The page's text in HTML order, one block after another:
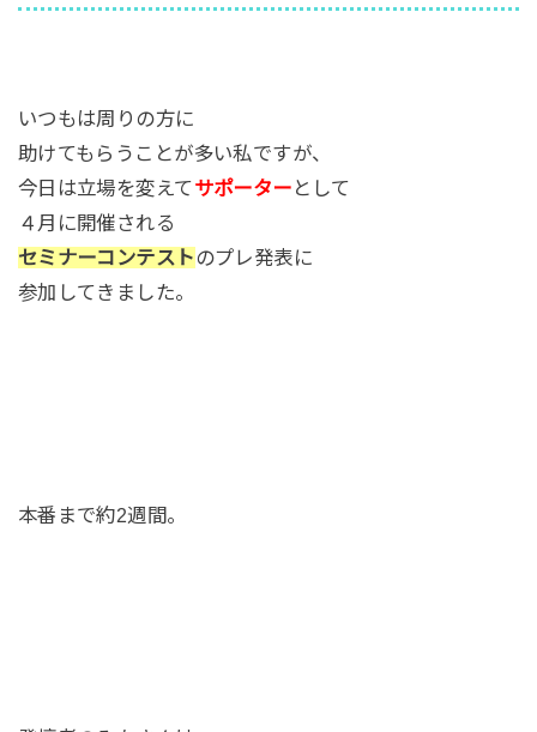
いつもは周りの方に
助けてもらうことが多い私ですが、
今日は立場を変えてサポーター として
４月に開催される
セミナーコンテストのプレ発表に
参加してきました。
本番まで約2週間。